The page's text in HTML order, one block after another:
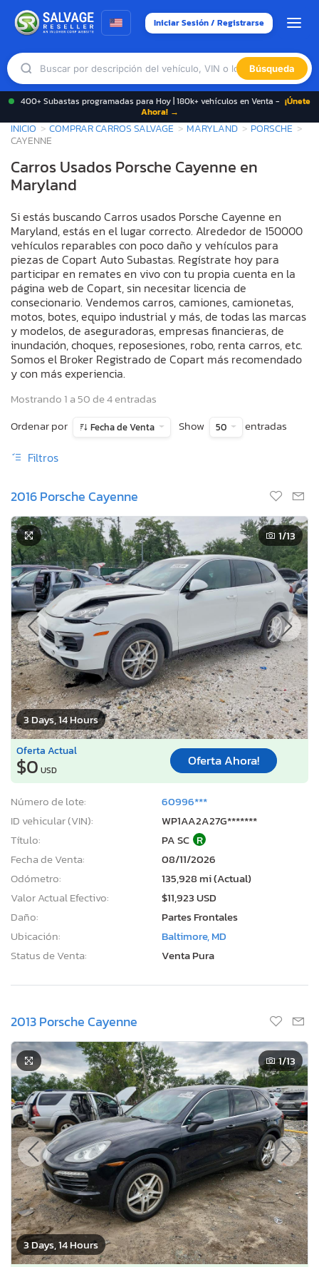
Iniciar Sesión / Registrarse
Búsqueda
400+ Subastas programadas para Hoy | 180k+ vehículos en Venta - ¡Únete
Ahora! →
INICIO COMPRAR CARROS SALVAGE MARYLAND
PORSCHE
CAYENNE
Carros Usados Porsche Cayenne en
Maryland
Si estás buscando Carros usados Porsche Cayenne en
Maryland, estás en el lugar correcto. Alrededor de 150000
vehículos reparables con poco daño y vehículos para
piezas de Copart Auto Subastas. Regístrate hoy para
participar en remates en vivo con tu propia cuenta en la
página web de Copart, sin necesitar licencia de
consecionario. Vendemos carros, camiones, camionetas,
motos, botes, equipo industrial y más, de todas las marcas
y modelos, de aseguradoras, empresas financieras, de
inundación, choques, reposesiones, robo, renta carros, etc.
Somos el Broker Registrado de Copart más recomendado
y con más experiencia.
Mostrando 1 a 50 de 4 entradas
Ordenar por
Fecha de Venta Show 50 entradas
Filtros
2016 Porsche Cayenne
3 Days, 14 Hours
1/13
Oferta Actual
$0 USD
Oferta Ahora!
Número de lote:
60996***
ID vehicular (VIN):
WP1AA2A27G*******
Título:
PA SC R
Fecha de Venta:
08/11/2026
Odómetro:
135,928 mi (Actual)
Valor Actual Efectivo:
$11,923 USD
Daño:
Partes Frontales
Ubicación:
Baltimore, MD
Status de Venta:
Venta Pura
2013 Porsche Cayenne
3 Days, 14 Hours
1/13